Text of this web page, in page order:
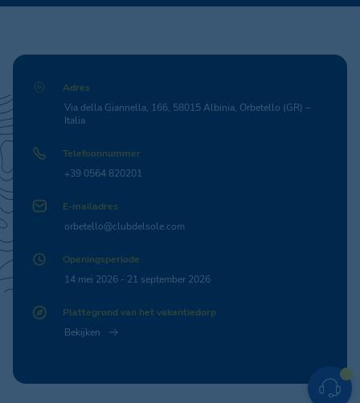
Adres
Via della Giannella, 166, 58015 Albinia, Orbetello (GR) –
Italia
Telefoonnummer
+39 0564 820201
E-mailadres
orbetello@clubdelsole.com
Openingsperiode
14 mei 2026 - 21 september 2026
Plattegrond van het vakantiedorp
Bekijken